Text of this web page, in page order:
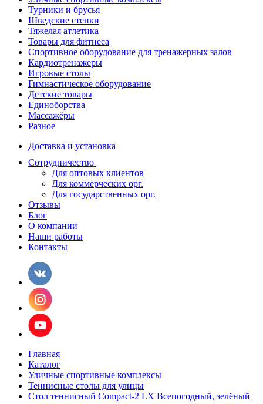
Турники и брусья
Шведские стенки
Тяжелая атлетика
Товары для фитнеса
Спортивное оборудование для тренажерных залов
Кардиотренажеры
Игровые столы
Гимнастическое оборудование
Детские товары
Единоборства
Массажёры
Разное
Доставка и установка
Сотрудничество
Для оптовых клиентов
Для коммерческих орг.
Для государственных орг.
Отзывы
Блог
О компании
Наши работы
Контакты
Главная
Каталог
Уличные спортивные комплексы
Теннисные столы для улицы
Стол теннисный Compact-2 LX Всепогодный, зелёный